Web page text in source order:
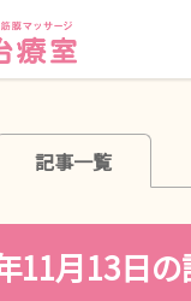
記事一覧
11月13日